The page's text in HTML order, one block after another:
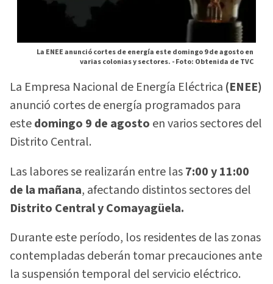
La ENEE anunció cortes de energía este domingo 9 de agosto en
varias colonias y sectores. -Foto: Obtenida de TVC
La Empresa Nacional de Energía Eléctrica (ENEE)
anunció cortes de energía programados para
estedomingo 9 de agosto en varios sectores del
Distrito Central.
Las labores se realizarán entre las7:00 y 11:00
de la mañana, afectando distintos sectores del
Distrito Central y Comayagüela.
Durante este período, los residentes de las zonas
contempladas deberán tomar precauciones ante
la suspensión temporal del servicio eléctrico.